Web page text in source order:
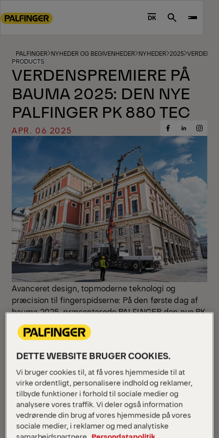
to
footer
content
DK Search
PALFINGER NYHEDER OG BEGIVENHEDER NYHEDER 2025
PRODUCTS
VERDENSPREMIERE PÅ
BAUMA 2025: DEN NYE
PALFINGER PK 880 TEC
APR. 06 2025
Share
on
Facebook
Share
on
LinkedIn
Share
Avanceret design, topmoderne teknologi og
præcision til fingerspidserne: På den første dag af
bauma 2025, præsenterede PALFINGER den nye PK
880 TEC lastbilkran. PK 880 TEC-kranen skiller sig
ud fra sin klasse med en imponerende løfteevne.
førerkomfort, mens det følsomme styresystem
sikrer toppræcision.
”Da vi designede den nye PK 880 TEC, fokuserede
vi på at lave en løsning, der virkelig imødekommer
de behov vores kunder har – især kranførerne, der
arbejder med vores produkter hver dag. Med det
avancerede design, de innovative funktioner og den
DETTE WEBSITE BRUGER COOKIES.
Vi bruger cookies til, at få vores hjemmeside til at
virke ordentligt, personalisere indhold og reklamer,
tilbyde funktioner i forhold til sociale medier og
analysere vores traffik. Vi deler også information
vedrørende din brug af vores hjemmeside på vores
sociale medier, i reklamer og med analytiske
samarbejdspartnere. Persondatapolitik